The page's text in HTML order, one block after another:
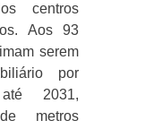
centros
Aos 93
serem
por
até 2031,
metros